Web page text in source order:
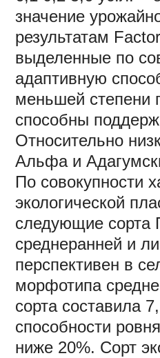
значение
результатам
выделенные по
адаптивную
меньшей степени
способны
Относительно
Альфа и
По совокупности
экологической
следующие сорта
среднеранней и
перспективен в
морфотипа
сорта составила
способности
ниже 20%. Сорт